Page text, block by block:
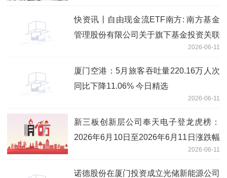
快资讯丨自由现金流ETF南方: 南方基金
管理股份有限公司关于旗下基金投资关联
方承销可转换公司债券的关联交易公告
2026-06-11
厦门空港：5月旅客吞吐量220.16万人次
同比下降11.06% 今日精选
2026-06-11
新三板创新层公司奉天电子登龙虎榜：
2026年6月10日至2026年6月11日涨跌幅
2026-06-11
诺德股份在厦门投资成立光储新能源公司